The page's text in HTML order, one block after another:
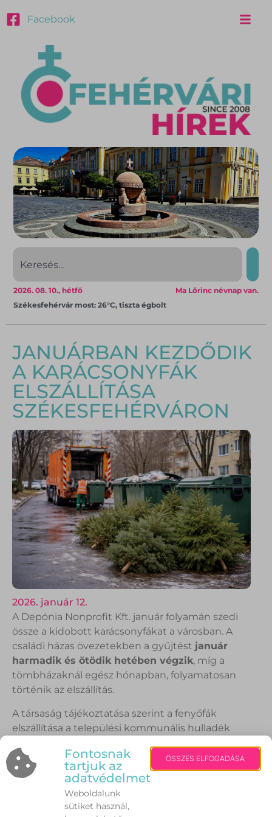
Facebook
Ma Lőrinc névnap van.
2026. 08. 10., hétfő
Székesfehérvár most: 26°C, tiszta égbolt
JANUÁRBAN KEZDŐDIK
A KARÁCSONYFÁK
ELSZÁLLÍTÁSA
SZÉKESFEHÉRVÁRON
2026. január 12.
A Depónia Nonprofit Kft. január folyamán szedi
össze a kidobott karácsonyfákat a városban. A
családi házas övezetekben a gyűjtést január
harmadik és ötödik hetében végzik, míg a
tömbházaknál egész hónapban, folyamatosan
történik az elszállítás.
A társaság tájékoztatása szerint a fenyőfák
elszállítása a települési kommunális hulladék
hogy a fákat úgy helyezzék ki a kukák mellé, hogy
ne akadályozzák sem a gyalogos, sem az autós
forgalmat, és minden díszítőelemtől szabadítsák
meg a fenyőket. Ez segíti a hatékony gyűjtést és a
Fontosnak
tartjuk az
adatvédelmet
Weboldalunk
sütiket használ,
ÖSSZES ELFOGADÁSA